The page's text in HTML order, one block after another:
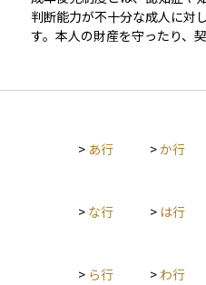
判断能力が不十分な成人に対
す。本人の財産を守ったり、
見」「保佐」「補助」という
んでおく「任意後見制度」も
療・福祉の現場でも広く活用
> あ行 >か行
> な行 > は行
> ら行 > わ行